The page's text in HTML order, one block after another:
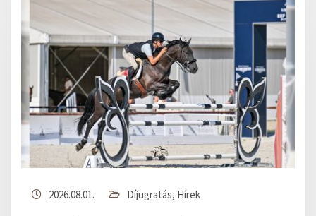
2026.08.01. Díjugratás, Hírek